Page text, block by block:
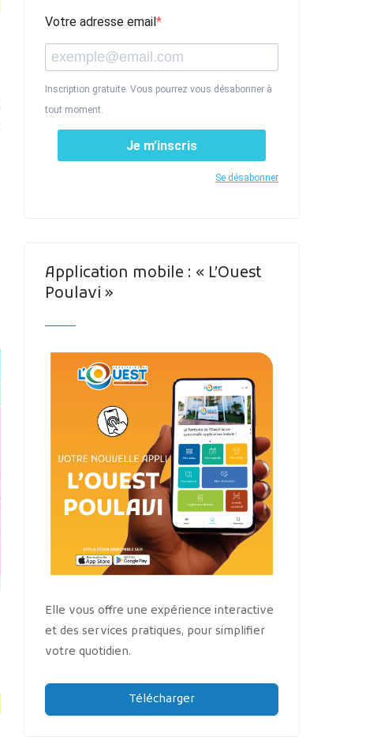
Votre adresse email
Inscription gratuite. Vous pourrez vous désabonner à
tout moment.
Je m’inscris
Se désabonner
Application mobile : « L’Ouest
Poulavi »
Elle vous offre une expérience interactive
et des services pratiques, pour simplifier
votre quotidien.
Télécharger